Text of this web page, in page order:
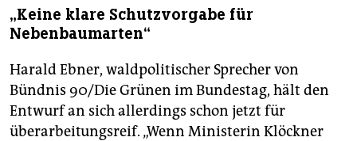
„Keine klare Schutzvorgabe für
Nebenbaumarten“
Harald Ebner, waldpolitischer Sprecher von
Bündnis 90/Die Grünen im Bundestag, hält den
Entwurf an sich allerdings schon jetzt für
überarbeitungsreif. „Wenn Ministerin Klöckner